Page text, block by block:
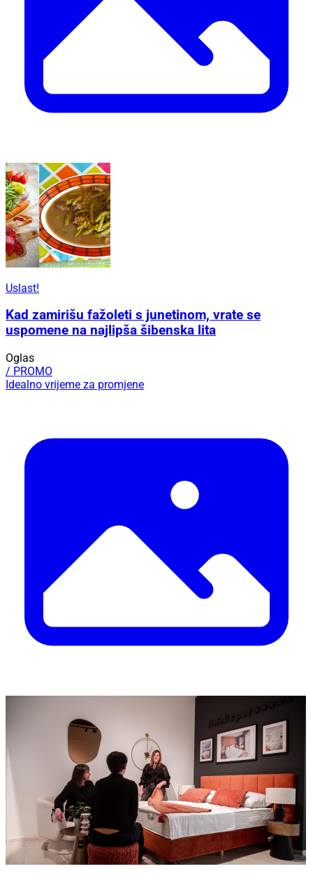
Uslast!
Kad zamirišu fažoleti s junetinom, vrate se
uspomene na najlipša šibenska lita
Oglas
/ PROMO
Idealno vrijeme za promjene